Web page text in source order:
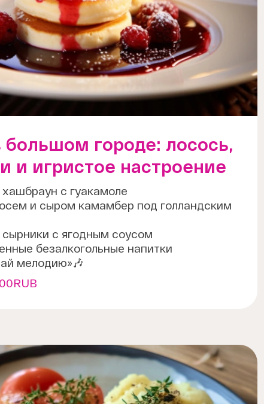
большом городе: лосось,
и игристое настроение
с гуакамоле
и сыром камамбер под голландским
с ягодным соусом
безалкогольные напитки
мелодию»🎶